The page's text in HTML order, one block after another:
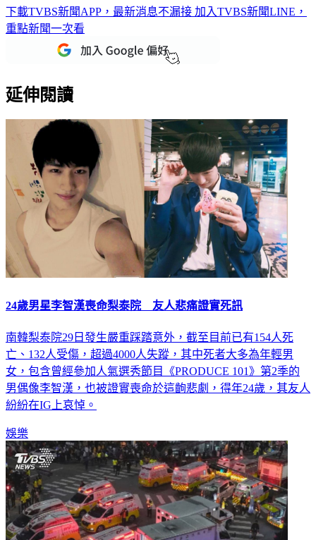
下載TVBS新聞APP，最新消息不漏接 加入TVBS新聞LINE，
重點新聞一次看
延伸閱讀
24歲男星李智漢喪命梨泰院 友人悲痛證實死訊
南韓梨泰院29日發生嚴重踩踏意外，截至目前已有154人死
亡、132人受傷，超過4000人失蹤，其中死者大多為年輕男
女，包含曾經參加人氣選秀節目《PRODUCE 101》第2季的
男偶像李智漢，也被證實喪命於這齣悲劇，得年24歲，其友人
紛紛在IG上哀悼。
娛樂